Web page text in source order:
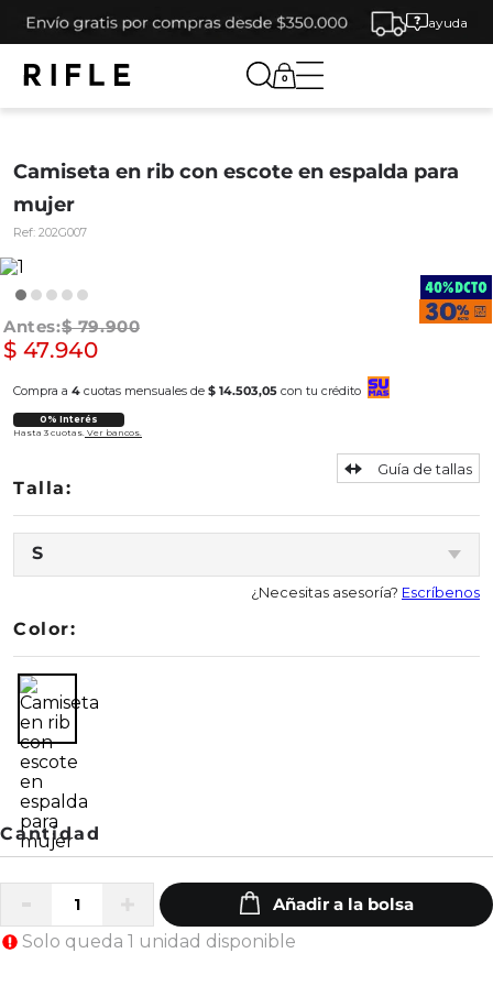
ayuda
0
Camiseta en rib con escote en espalda para
mujer
Ref: 202G007
$ 79.900
$ 47.940
Compra a 4 cuotas mensuales de $ 14.503,05 con tu crédito
0% Interés
Hasta 3 cuotas. Ver bancos.
S
Guía de tallas
¿Necesitas asesoría? Escríbenos
Color:
Solo queda 1 unidad disponible